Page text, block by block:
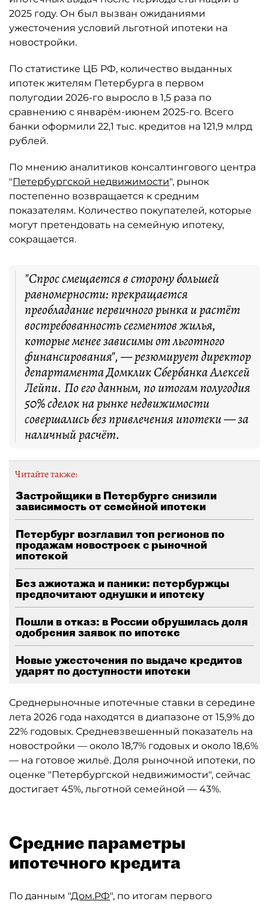
2025 году. Он был вызван ожиданиями
ужесточения условий льготной ипотеки на
новостройки.
По статистике ЦБ РФ, количество выданных
ипотек жителям Петербурга в первом
полугодии 2026-го выросло в 1,5 раза по
сравнению с январём-июнем 2025-го. Всего
банки оформили 22,1 тыс. кредитов на 121,9 млрд
рублей.
По мнению аналитиков консалтингового центра
"Петербургской недвижимости", рынок
постепенно возвращается к средним
показателям. Количество покупателей, которые
могут претендовать на семейную ипотеку,
сокращается.
"Спрос смещается в сторону большей
равномерности: прекращается
преобладание первичного рынка и растёт
востребованность сегментов жилья,
которые менее зависимы от льготного
финансирования", — резюмирует директор
департамента Домклик Сбербанка Алексей
Лейпи. По его данным, по итогам полугодия
50% сделок на рынке недвижимости
совершались без привлечения ипотеки — за
наличный расчёт.
Читайте также:
Застройщики в Петербурге снизили
зависимость от семейной ипотеки
Петербург возглавил топ регионов по
продажам новостроек с рыночной
ипотекой
Без ажиотажа и паники: петербуржцы
предпочитают однушки и ипотеку
Пошли в отказ: в России обрушилась доля
одобрения заявок по ипотеке
Новые ужесточения по выдаче кредитов
ударят по доступности ипотеки
Среднерыночные ипотечные ставки в середине
лета 2026 года находятся в диапазоне от 15,9% до
22% годовых. Средневзвешенный показатель на
новостройки — около 18,7% годовых и около 18,6%
— на готовое жильё. Доля рыночной ипотеки, по
оценке "Петербургской недвижимости", сейчас
достигает 45%, льготной семейной — 43%.
Средние параметры
ипотечного кредита
По данным "Дом.РФ", по итогам первого